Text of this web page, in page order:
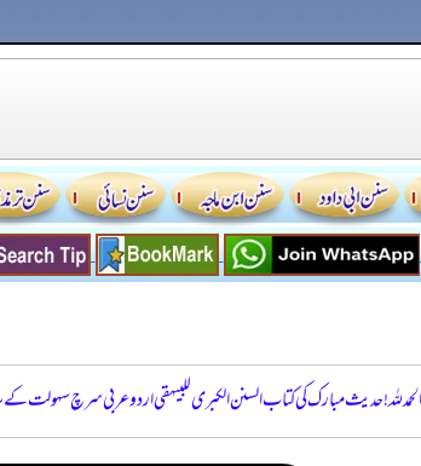
الحمدللہ! حدیث مبارک کی کتاب السنن الكبرى للبيهقي اردو عربی سرچ سہولت